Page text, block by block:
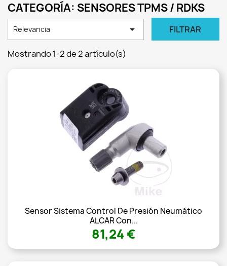
CATEGORÍA: SENSORES TPMS / RDKS
Relevancia  FILTRAR
Mostrando 1-2 de 2 artículo(s)
Sensor Sistema Control De Presión Neumático
ALCAR Con...
81,24 €